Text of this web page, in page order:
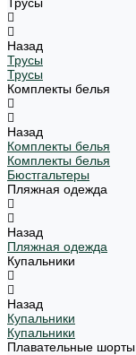
Назад
Трусы
Трусы
Комплекты белья
Назад
Комплекты белья
Комплекты белья
Бюстгальтеры
Пляжная одежда
Назад
Пляжная одежда
Купальники
Назад
Купальники
Купальники
Плавательные шорты